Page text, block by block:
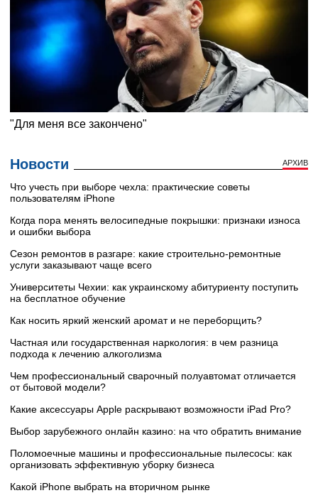
Новости АРХИВ
Что учесть при выборе чехла: практические советы
пользователям iPhone
Когда пора менять велосипедные покрышки: признаки износа
и ошибки выбора
Сезон ремонтов в разгаре: какие строительно-ремонтные
услуги заказывают чаще всего
Университеты Чехии: как украинскому абитуриенту поступить
на бесплатное обучение
Как носить яркий женский аромат и не переборщить?
Частная или государственная наркология: в чем разница
подхода к лечению алкоголизма
Чем профессиональный сварочный полуавтомат отличается
от бытовой модели?
Какие аксессуары Apple раскрывают возможности iPad Pro?
Выбор зарубежного онлайн казино: на что обратить внимание
Поломоечные машины и профессиональные пылесосы: как
организовать эффективную уборку бизнеса
Какой iPhone выбрать на вторичном рынке